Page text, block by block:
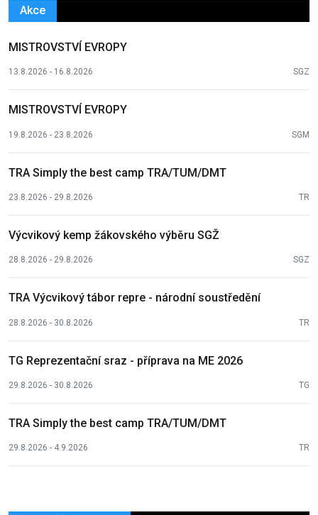
Akce
MISTROVSTVÍ EVROPY
13.8.2026 - 16.8.2026 SGZ
MISTROVSTVÍ EVROPY
19.8.2026 - 23.8.2026 SGM
TRA Simply the best camp TRA/TUM/DMT
23.8.2026 - 29.8.2026 TR
Výcvikový kemp žákovského výběru SGŽ
28.8.2026 - 29.8.2026 SGZ
TRA Výcvikový tábor repre - národní soustředění
28.8.2026 - 30.8.2026 TR
TG Reprezentační sraz - příprava na ME 2026
29.8.2026 - 30.8.2026 TG
TRA Simply the best camp TRA/TUM/DMT
29.8.2026 - 4.9.2026 TR